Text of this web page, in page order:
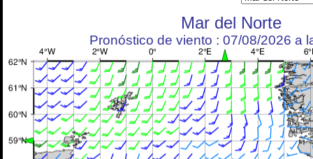
Mar del Norte
Pronóstico de viento : 07/08/2026 a